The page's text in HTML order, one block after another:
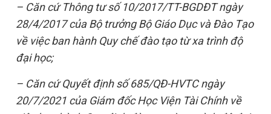
– Căn cứ Thông tư số 10/2017/TT-BGDĐT ngày
28/4/2017 của Bộ trưởng Bộ Giáo Dục và Đào Tạo
về việc ban hành Quy chế đào tạo từ xa trình độ
đại học;
– Căn cứ Quyết định số 685/QĐ-HVTC ngày
20/7/2021 của Giám đốc Học Viện Tài Chính về